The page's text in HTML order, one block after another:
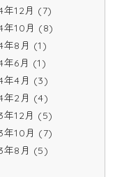
年12月 (7)
年10月 (8)
年8月 (1)
年6月 (1)
年4月 (3)
年2月 (4)
年12月 (5)
年10月 (7)
年8月 (5)